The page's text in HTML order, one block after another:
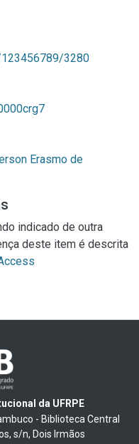
3280
Erasmo de
indicado de outra
deste item é descrita
da UFRPE
- Biblioteca Central
s/n, Dois Irmãos